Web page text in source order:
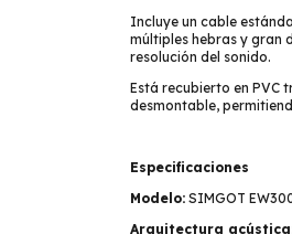
Incluye un cable
múltiples hebras y gran
resolución del sonido.
Está recubierto en PVC
desmontable,
Especificaciones
Modelo: SIMGOT
Arquitectura